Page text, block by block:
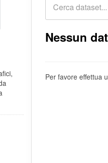
Nessun
Per favore effettua